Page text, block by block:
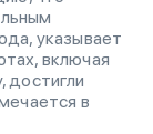
указывает
включая
достигли
в